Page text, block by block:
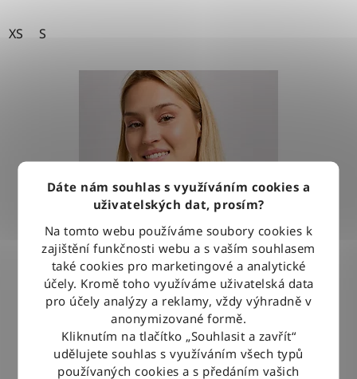
Dáte nám souhlas s využíváním cookies a
uživatelských dat, prosím?
Na tomto webu používáme soubory cookies k
zajištění funkčnosti webu a s vaším souhlasem
také cookies pro marketingové a analytické
účely. Kromě toho využíváme uživatelská data
pro účely analýzy a reklamy, vždy výhradně v
anonymizované formě.
Kliknutím na tlačítko „Souhlasit a zavřít“
udělujete souhlas s využíváním všech typů
používaných cookies a s předáním vašich
XS S
Tričko Lee HENLEY SEAFOAM